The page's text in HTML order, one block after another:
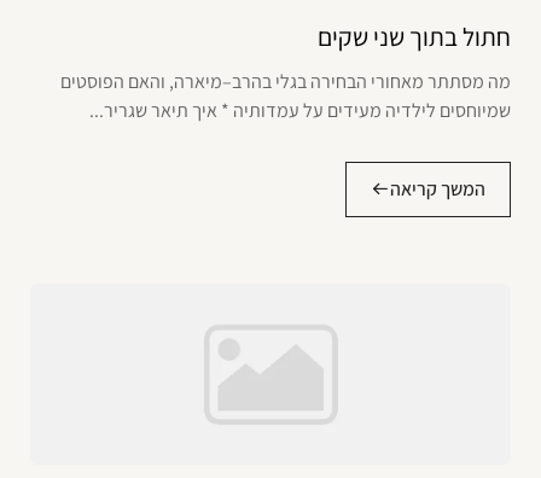
חתול בתוך שני שקים
מה מסתתר מאחורי הבחירה בגלי בהרב–מיארה, והאם הפוסטים
שמיוחסים לילדיה מעידים על עמדותיה * איך תיאר שגריר...
המשך קריאה